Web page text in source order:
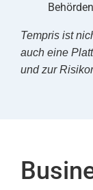
Tempris ist
auch eine
und zur